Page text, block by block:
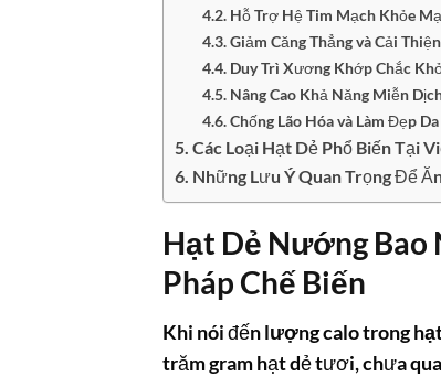
Hỗ Trợ Hệ Tim Mạch Khỏe
Giảm Căng Thẳng và Cải
Duy Trì Xương Khớp Chắc
Nâng Cao Khả Năng Miễn
Chống Lão Hóa và Làm Đẹp Da
Các Loại Hạt Dẻ Phổ Biến Tại
Những Lưu Ý Quan Trọng Để
Hạt Dẻ Nướng Bao
Pháp Chế Biến
Khi nói đếnlượng calo trong
trăm gram hạt dẻ tươi, chưa